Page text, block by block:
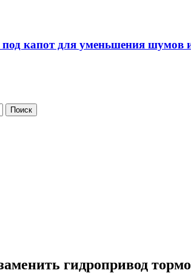
под капот для уменьшения
гидропривод